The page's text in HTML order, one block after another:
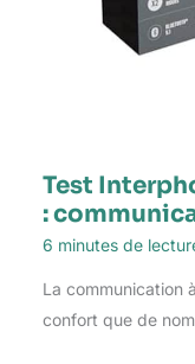
Test
:
6 minutes de
La communication
confort que de